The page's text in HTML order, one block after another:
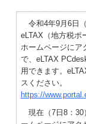
令和4年9月6日
eLTAX（地方税ポ
ホームページにア
で、eLTAX
用できます。
スください。
https://
現在（7日8：30